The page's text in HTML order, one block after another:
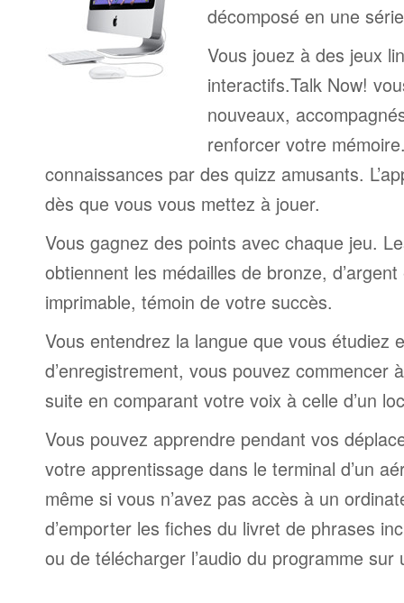
décomposé en une
Vous jouez à des jeux
interactifs.Talk Now!
nouveaux,
renforcer votre
connaissances par des quizz amusants.
dès que vous vous mettez à jouer.
Vous gagnez des points avec chaque jeu.
obtiennent les médailles de bronze,
imprimable, témoin de votre succès.
Vous entendrez la langue que vous étudiez
d’enregistrement, vous pouvez commencer
suite en comparant votre voix à celle d’un
Vous pouvez apprendre pendant vos
votre apprentissage dans le terminal d’un
même si vous n’avez pas accès à un
d’emporter les fiches du livret de phrases
ou de télécharger l’audio du programme sur